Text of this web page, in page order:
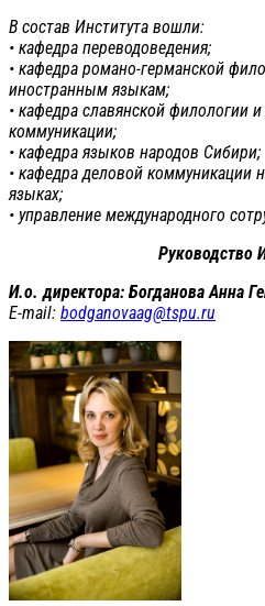
В состав Института вошли:
• кафедра переводоведения;
• кафедра романо-германской
иностранным языкам;
• кафедра славянской филологии
коммуникации;
• кафедра языков народов Сибири;
• кафедра деловой коммуникации
языках;
• управление международного
Руководство
И.о. директора: Богданова Анна
E-mail: bodganovaag@tspu.ru